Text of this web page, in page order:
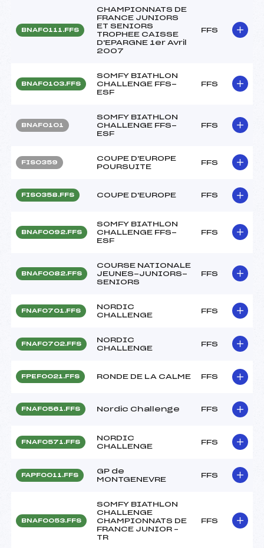
BNAF0111.FFS
CHAMPIONNATS DE
FRANCE JUNIORS
ET SENIORS
TROPHEE CAISSE
D'EPARGNE 1er Avril
2007
FFS
BNAF0103.FFS
SOMFY BIATHLON
CHALLENGE FFS-
ESF
FFS
BNAF0101
SOMFY BIATHLON
CHALLENGE FFS-
ESF
FFS
FIS0359
COUPE D'EUROPE
POURSUITE
FFS
FIS0358.FFS COUPE D'EUROPE FFS
BNAF0092.FFS
SOMFY BIATHLON
CHALLENGE FFS-
ESF
FFS
BNAF0082.FFS
COURSE NATIONALE
JEUNES-JUNIORS-
SENIORS
FFS
FNAF0701.FFS
NORDIC
CHALLENGE
FFS
FNAF0702.FFS
NORDIC
CHALLENGE
FFS
FPEF0021.FFS RONDE DE LA CALME FFS
FNAF0561.FFS Nordic Challenge FFS
FNAF0571.FFS
NORDIC
CHALLENGE
FFS
FAPF0011.FFS
GP de
MONTGENEVRE
FFS
BNAF0053.FFS
SOMFY BIATHLON
CHALLENGE
CHAMPIONNATS DE
FRANCE JUNIOR –
TR
FFS